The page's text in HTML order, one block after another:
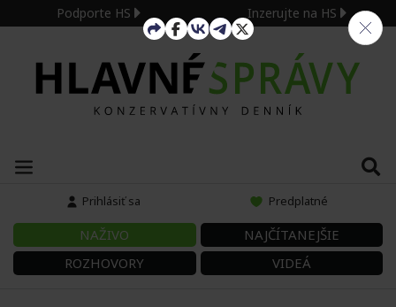
Podporte HS Inzerujte na HS
Prihlásiť sa Predplatné
NAŽIVO
NAJČÍTANEJŠIE
ROZHOVORY
VIDEÁ